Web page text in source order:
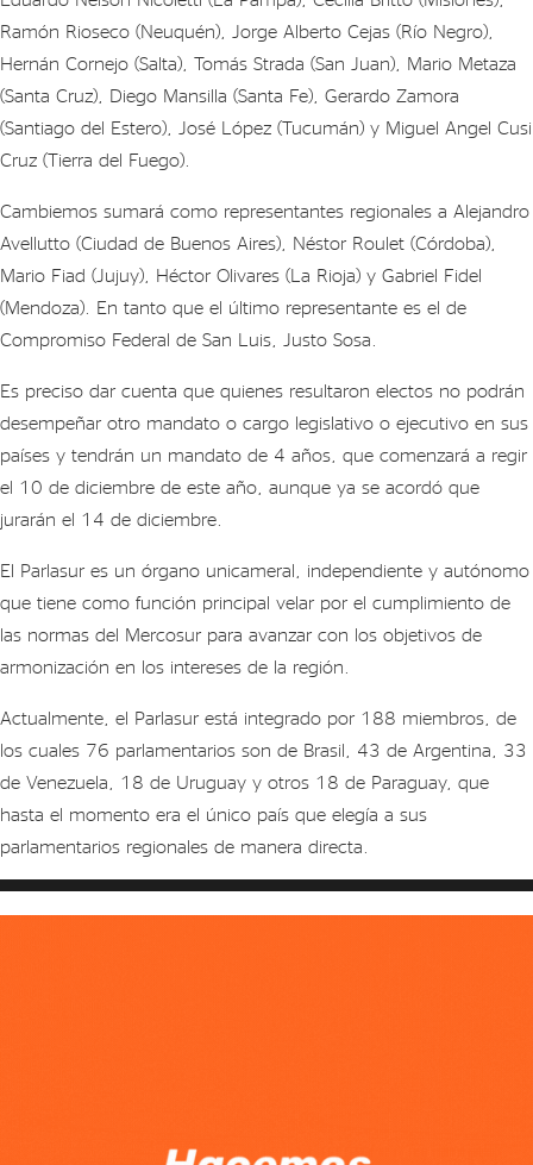
Ramón Rioseco (Neuquén), Jorge Alberto Cejas (Río Negro),
Hernán Cornejo (Salta), Tomás Strada (San Juan), Mario Metaza
(Santa Cruz), Diego Mansilla (Santa Fe), Gerardo Zamora
(Santiago del Estero), José López (Tucumán) y Miguel Angel Cusi
Cruz (Tierra del Fuego).
Cambiemos sumará como representantes regionales a Alejandro
Avellutto (Ciudad de Buenos Aires), Néstor Roulet (Córdoba),
Mario Fiad (Jujuy), Héctor Olivares (La Rioja) y Gabriel Fidel
(Mendoza). En tanto que el último representante es el de
Compromiso Federal de San Luis, Justo Sosa.
Es preciso dar cuenta que quienes resultaron electos no podrán
desempeñar otro mandato o cargo legislativo o ejecutivo en sus
países y tendrán un mandato de 4 años, que comenzará a regir
el 10 de diciembre de este año, aunque ya se acordó que
jurarán el 14 de diciembre.
El Parlasur es un órgano unicameral, independiente y autónomo
que tiene como función principal velar por el cumplimiento de
las normas del Mercosur para avanzar con los objetivos de
armonización en los intereses de la región.
Actualmente, el Parlasur está integrado por 188 miembros, de
los cuales 76 parlamentarios son de Brasil, 43 de Argentina, 33
de Venezuela, 18 de Uruguay y otros 18 de Paraguay, que
hasta el momento era el único país que elegía a sus
parlamentarios regionales de manera directa.